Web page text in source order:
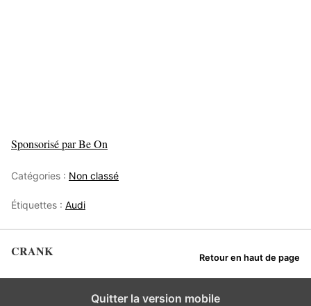
Sponsorisé par Be On
Catégories : Non classé
Étiquettes : Audi
CRANK Retour en haut de page
Quitter la version mobile